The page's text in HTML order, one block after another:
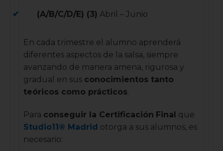
(A/B/C/D/E) (3) Abril – Junio
En cada trimestre el alumno aprenderá
diferentes aspectos de la salsa, siempre
avanzando de manera amena, rigurosa y
gradual en sus conocimientos tanto
teóricos como prácticos.
Para conseguir la Certificación Final que
Studio11® Madrid otorga a sus alumnos, es
necesario: